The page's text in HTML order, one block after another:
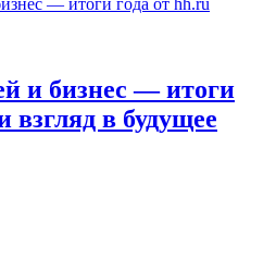
и бизнес — итоги
взгляд в будущее